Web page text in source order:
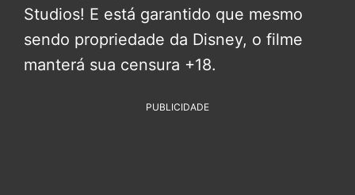
Studios! E está garantido que mesmo
sendo propriedade da Disney, o filme
manterá sua censura +18.
PUBLICIDADE